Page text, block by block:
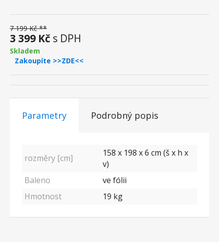
7 199 Kč **
3 399 Kč s DPH
Skladem
Zakoupíte >>ZDE<<
Parametry Podrobný popis
rozměry [cm]
158 x 198 x 6 cm (š x h x
v)
Baleno
ve fólii
Hmotnost
19 kg